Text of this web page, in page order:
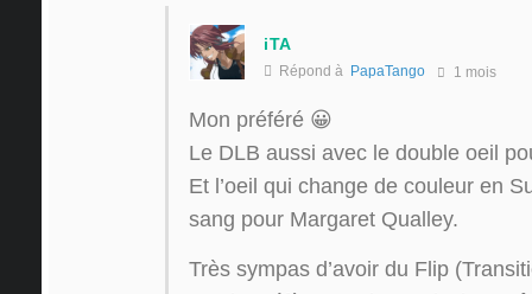
iTA
Répond à PapaTango 1 mois
Mon préféré 😀
Le DLB aussi avec le double oeil
Et l’oeil qui change de couleur en
sang pour Margaret Qualley.
Très sympas d’avoir du Flip